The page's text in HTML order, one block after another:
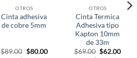
OTROS
Cinta adhesiva
de cobre 5mm
$89.00 Original
$80.00Current
OTROS
Cinta Termica
Adhesiva tipo
Kapton 10mm
de 33m
$69.00 Original
$62.00